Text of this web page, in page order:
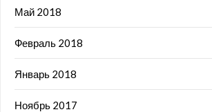
Май 2018
Февраль 2018
Январь 2018
Ноябрь 2017